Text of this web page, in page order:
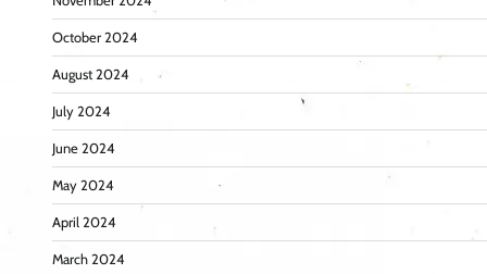
October 2024
August 2024
July 2024
June 2024
May 2024
April 2024
March 2024